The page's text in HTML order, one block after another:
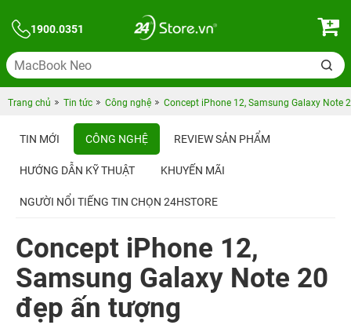
1900.0351
Trang chủ Tin tức Công nghệ Concept iPhone 12, Samsung Galaxy Note
TIN MỚI CÔNG NGHỆ REVIEW SẢN PHẨM
HƯỚNG DẪN KỸ THUẬT KHUYẾN MÃI
NGƯỜI NỔI TIẾNG TIN CHỌN 24HSTORE
Concept iPhone 12,
Samsung Galaxy Note 20
đẹp ấn tượng